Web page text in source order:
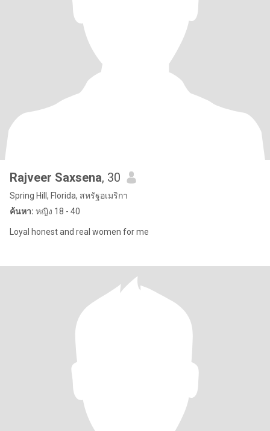
Rajveer Saxsena, 30
Spring Hill, Florida, สหรัฐอเมริกา
ค้นหา: หญิง 18 - 40
Loyal honest and real women for me